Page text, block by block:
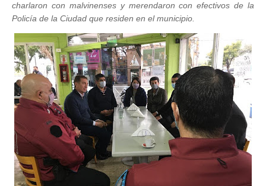
charlaron con malvinenses y merendaron con efectivos de la
Policía de la Ciudad que residen en el municipio.